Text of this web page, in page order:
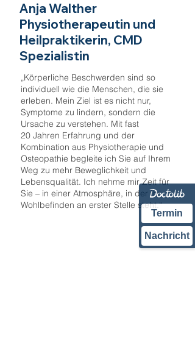
Termin
Nachricht
Anja Walther
Physiotherapeutin und
Heilpraktikerin, CMD
Spezialistin
„Körperliche Beschwerden sind so
individuell wie die Menschen, die sie
erleben. Mein Ziel ist es nicht nur,
Symptome zu lindern, sondern die
Ursache zu verstehen. Mit fast
20 Jahren Erfahrung und der
Kombination aus Physiotherapie und
Osteopathie begleite ich Sie auf Ihrem
Weg zu mehr Beweglichkeit und
Lebensqualität. Ich nehme mir Zeit für
Sie – in einer Atmosphäre, in der Ihr
Wohlbefinden an erster Stelle steht.“